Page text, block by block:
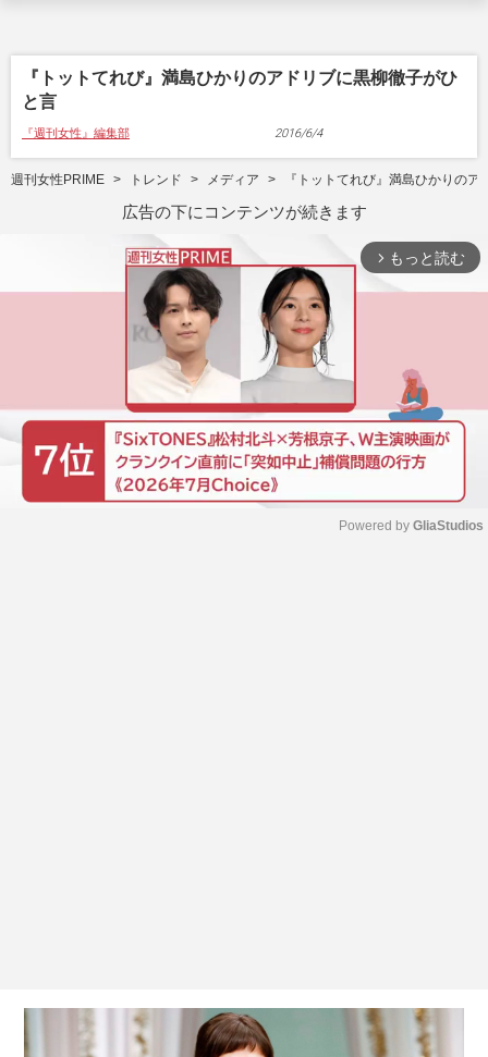
『トットてれび』満島ひかりのアドリブに黒柳徹子がひ
と言
『週刊女性』編集部 2016/6/4
週刊女性PRIME トレンド メディア 『トットてれび』満島ひかりの
広告の下にコンテンツが続きます
arrow_forward_ios もっと読む
Powered by GliaStudios